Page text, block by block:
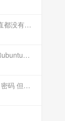
之前使用大佬的ros阿里云解析一直都没有问题 感谢大佬 但上个月开始阿里云的解析返回日志总是出错 日志值为alidns update error,不知为什么 所以请教一下大佬
本地环境已经测试，目前debian和ubuntu测试是这样的，可能就是第1设备是光驱的问题，没把文件导入进去吧
还一个问题，安装成功后，设置了密码 但是密码是空的